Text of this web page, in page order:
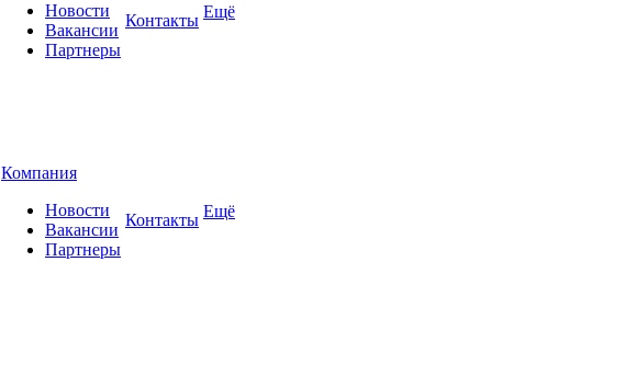
Новости
Вакансии
Партнеры
Контакты Ещё
Компания
Новости
Вакансии
Партнеры
Контакты Ещё